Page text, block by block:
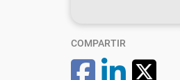
COMPARTIR